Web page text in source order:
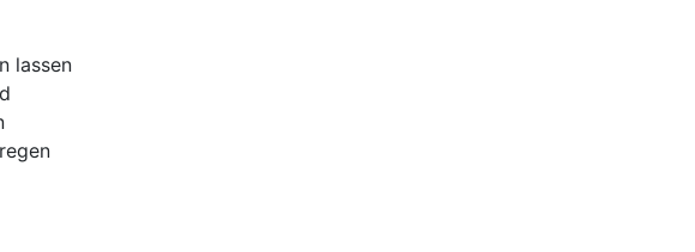
lassen